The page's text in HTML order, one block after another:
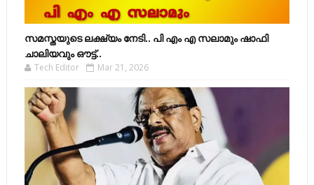
സമസ്തയുടെ ലക്ഷ്യം നേടി.. പി എം എ സലാമും ഷാഫി
ചാലിയവും ഔട്ട്..
Tech Editor Mar 21, 2026